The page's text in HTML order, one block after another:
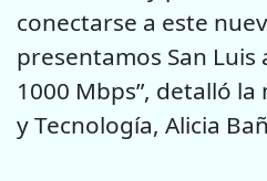
conectarse a este
presentamos San
1000 Mbps”, detalló
y Tecnología, Alicia